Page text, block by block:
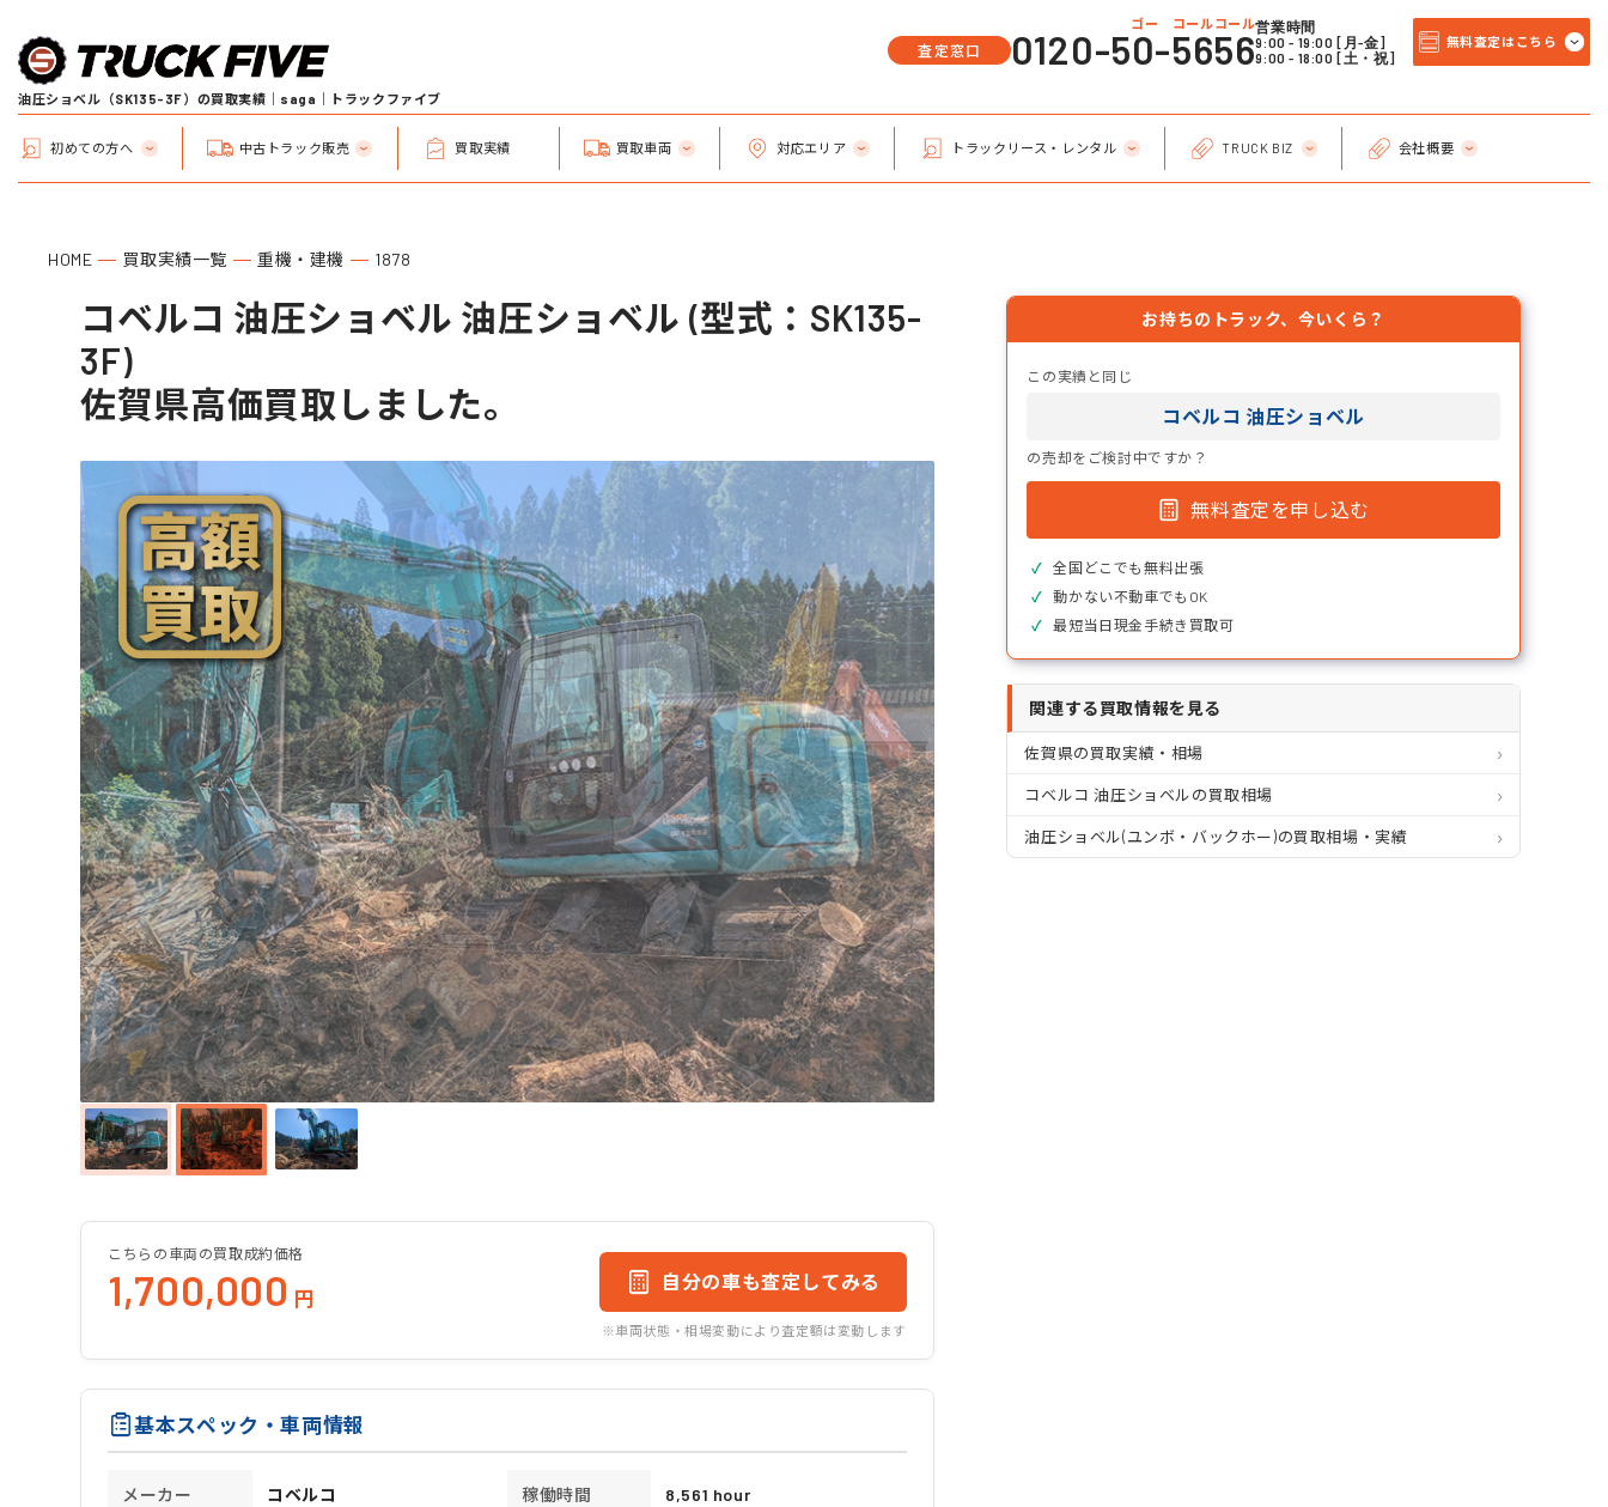
油圧ショベル（SK135-3F）の買取実績｜saga｜トラックファイブ
査定窓口
ゴー コールコール
0120-50-5656営業時間
9:00 - 19:00 [月-金]
9:00 - 18:00 [土・祝]
無料査定はこちら
初めての方へ 中古トラック販売 買取実績 買取車両 対応エリア トラックリース・レンタル TRUCK BIZ 会社概要
HOME 買取実績一覧 重機・建機 1878
コベルコ 油圧ショベル 油圧ショベル (型式：SK135-
3F)
佐賀県高価買取しました。
こちらの車両の買取成約価格
1,700,000 円
自分の車も査定してみる
※車両状態・相場変動により査定額は変動します
基本スペック・車両情報
メーカー コベルコ 稼働時間 8,561 hour
お持ちのトラック、今いくら？
この実績と同じ
コベルコ 油圧ショベル
の売却をご検討中ですか？
無料査定を申し込む
全国どこでも無料出張
動かない不動車でもOK
最短当日現金手続き買取可
関連する買取情報を見る
佐賀県の買取実績・相場
コベルコ 油圧ショベルの買取相場
油圧ショベル(ユンボ・バックホー)の買取相場・実績